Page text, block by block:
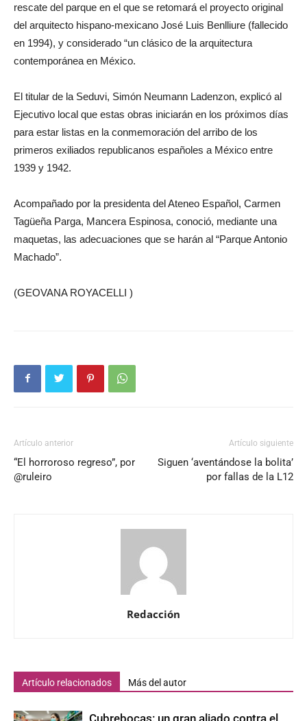
rescate del parque en el que se retomará el proyecto original
del arquitecto hispano-mexicano José Luis Benlliure (fallecido
en 1994), y considerado “un clásico de la arquitectura
contemporánea en México.
El titular de la Seduvi, Simón Neumann Ladenzon, explicó al
Ejecutivo local que estas obras iniciarán en los próximos días
para estar listas en la conmemoración del arribo de los
primeros exiliados republicanos españoles a México entre
1939 y 1942.
Acompañado por la presidenta del Ateneo Español, Carmen
Tagüeña Parga, Mancera Espinosa, conoció, mediante una
maquetas, las adecuaciones que se harán al “Parque Antonio
Machado”.
(GEOVANA ROYACELLI )
Artículo anterior
“El horroroso regreso”, por
@ruleiro
Artículo siguiente
Siguen ‘aventándose la bolita’
por fallas de la L12
Redacción
Artículo relacionados Más del autor
Cubrebocas: un gran aliado contra el